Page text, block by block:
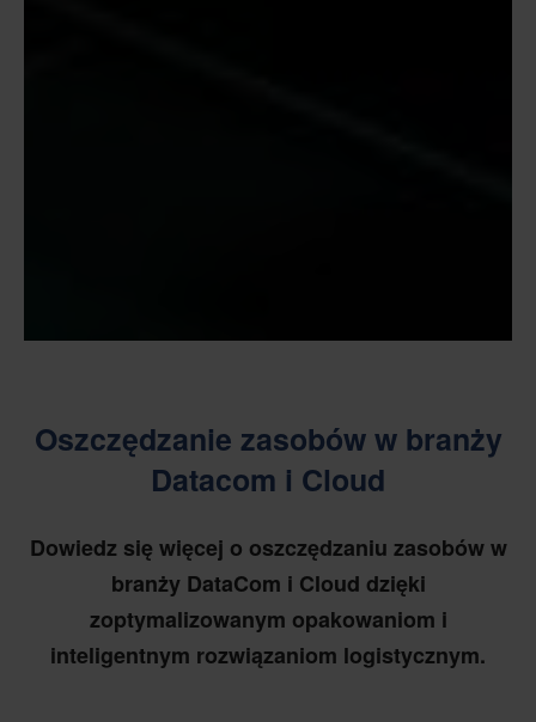
Oszczędzanie zasobów w branży
Datacom i Cloud
Dowiedz się więcej o oszczędzaniu zasobów w
branży DataCom i Cloud dzięki
zoptymalizowanym opakowaniom i
inteligentnym rozwiązaniom logistycznym.